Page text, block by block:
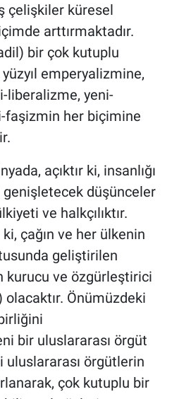
çelişkiler küresel
arttırmaktadır.
bir çok kutuplu
emperyalizmine,
liberalizme, yeni-
faşizmin her biçimine
açıktır ki, insanlığı
düşünceler
ve halkçılıktır.
çağın ve her ülkenin
geliştirilen
kurucu ve özgürleştirici
Önümüzdeki
bir uluslararası örgüt
uluslararası örgütlerin
çok kutuplu bir